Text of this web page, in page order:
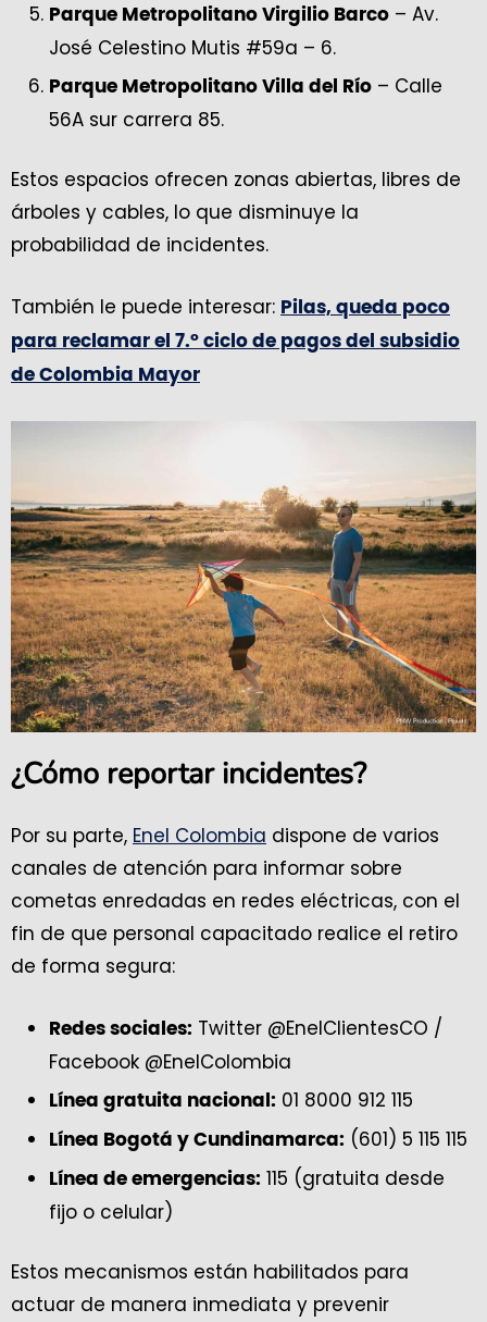
Parque Metropolitano Virgilio Barco – Av.
José Celestino Mutis #59a – 6.
Parque Metropolitano Villa del Río – Calle
56A sur carrera 85.
Estos espacios ofrecen zonas abiertas, libres de
árboles y cables, lo que disminuye la
probabilidad de incidentes.
También le puede interesar: Pilas, queda poco
para reclamar el 7.º ciclo de pagos del subsidio
de Colombia Mayor
¿Cómo reportar incidentes?
Por su parte, Enel Colombia dispone de varios
canales de atención para informar sobre
cometas enredadas en redes eléctricas, con el
fin de que personal capacitado realice el retiro
de forma segura:
Redes sociales: Twitter @EnelClientesCO /
Facebook @EnelColombia
Línea gratuita nacional: 01 8000 912 115
Línea Bogotá y Cundinamarca: (601) 5 115 115
Línea de emergencias: 115 (gratuita desde
fijo o celular)
Estos mecanismos están habilitados para
actuar de manera inmediata y prevenir